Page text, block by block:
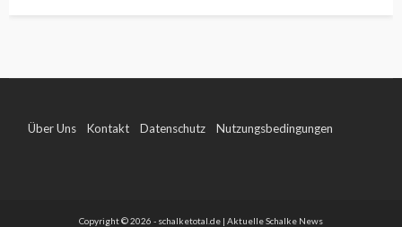
Über Uns Kontakt Datenschutz Nutzungsbedingungen
Copyright © 2026 - schalketotal.de | Aktuelle Schalke News